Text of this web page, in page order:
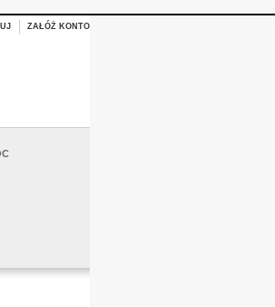
ZAŁÓŻ KONTO